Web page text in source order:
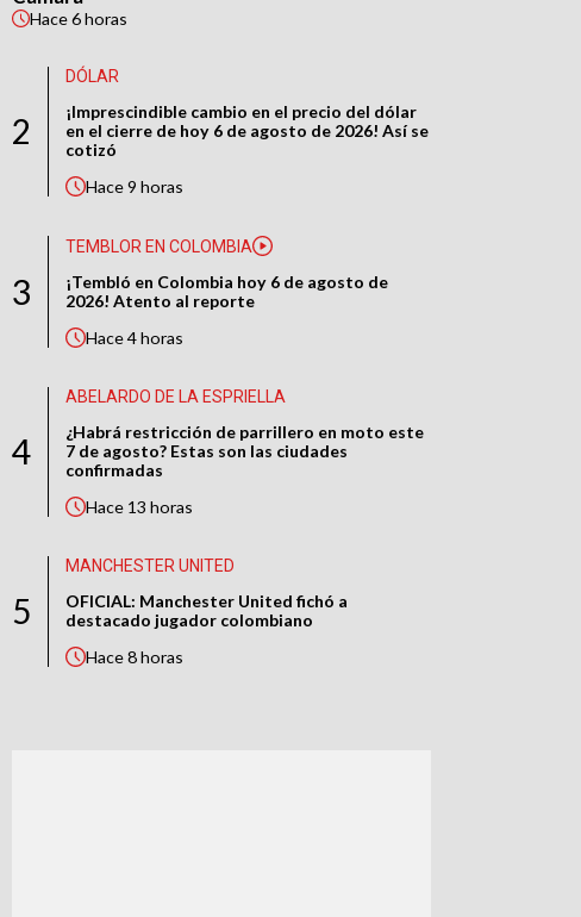
Hace6 horas
2
DÓLAR
¡Imprescindible cambio en el precio del dólar
en el cierre de hoy 6 de agosto de 2026! Así se
cotizó
Hace9 horas
3
TEMBLOR EN COLOMBIA
¡Tembló en Colombia hoy 6 de agosto de
2026! Atento al reporte
Hace4 horas
4
ABELARDO DE LA ESPRIELLA
¿Habrá restricción de parrillero en moto este
7 de agosto? Estas son las ciudades
confirmadas
Hace 13 horas
5
MANCHESTER UNITED
OFICIAL: Manchester United fichó a
destacado jugador colombiano
Hace8 horas